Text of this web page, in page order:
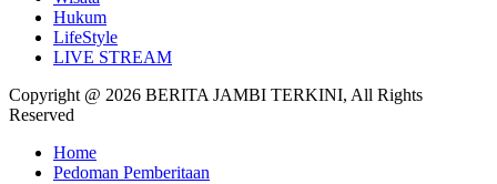
Hukum
LifeStyle
LIVE STREAM
Copyright @ 2026 BERITA JAMBI TERKINI, All Rights
Reserved
Home
Pedoman Pemberitaan